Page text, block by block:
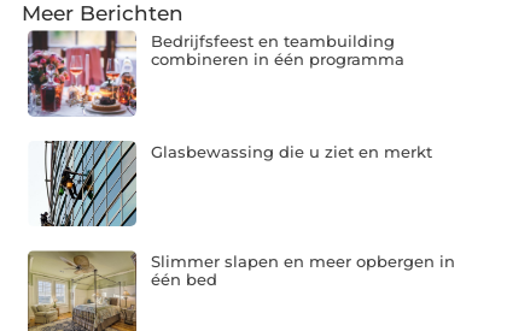
Meer Berichten
Bedrijfsfeest en teambuilding
combineren in één programma
Glasbewassing die u ziet en merkt
Slimmer slapen en meer opbergen in
één bed